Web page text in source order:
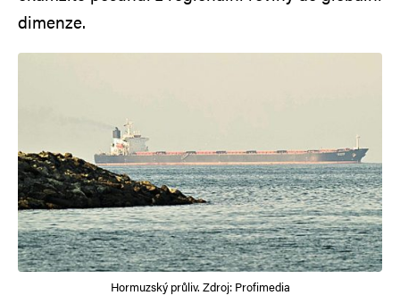
dimenze.
Hormuzský průliv. Zdroj: Profimedia